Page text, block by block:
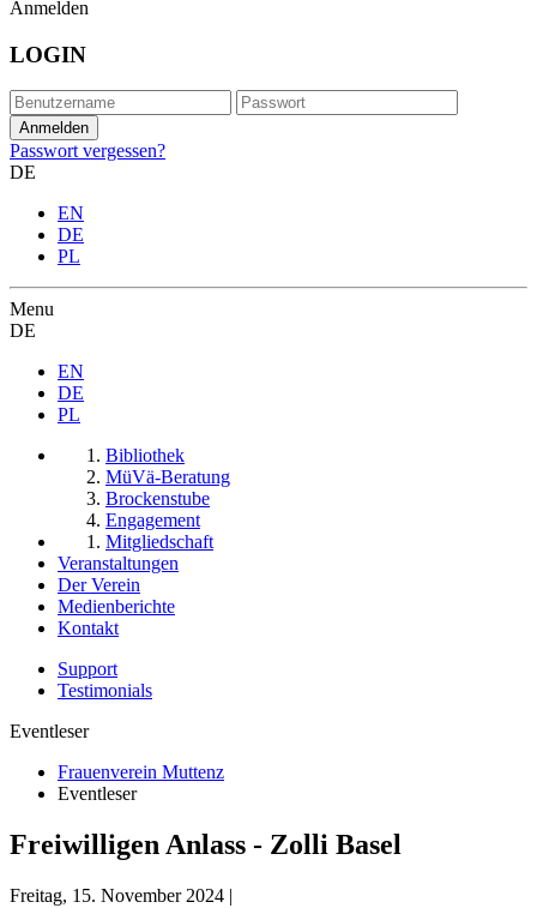
Anmelden
LOGIN
Passwort vergessen?
DE
EN
DE
PL
Menu
DE
EN
DE
PL
Bibliothek
MüVä-Beratung
Brockenstube
Engagement
Mitgliedschaft
Veranstaltungen
Der Verein
Medienberichte
Kontakt
Support
Testimonials
Eventleser
Frauenverein Muttenz
Eventleser
Freiwilligen Anlass - Zolli Basel
Freitag, 15. November 2024 |